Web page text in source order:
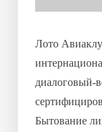
Лото
диалоговый-
Бытование